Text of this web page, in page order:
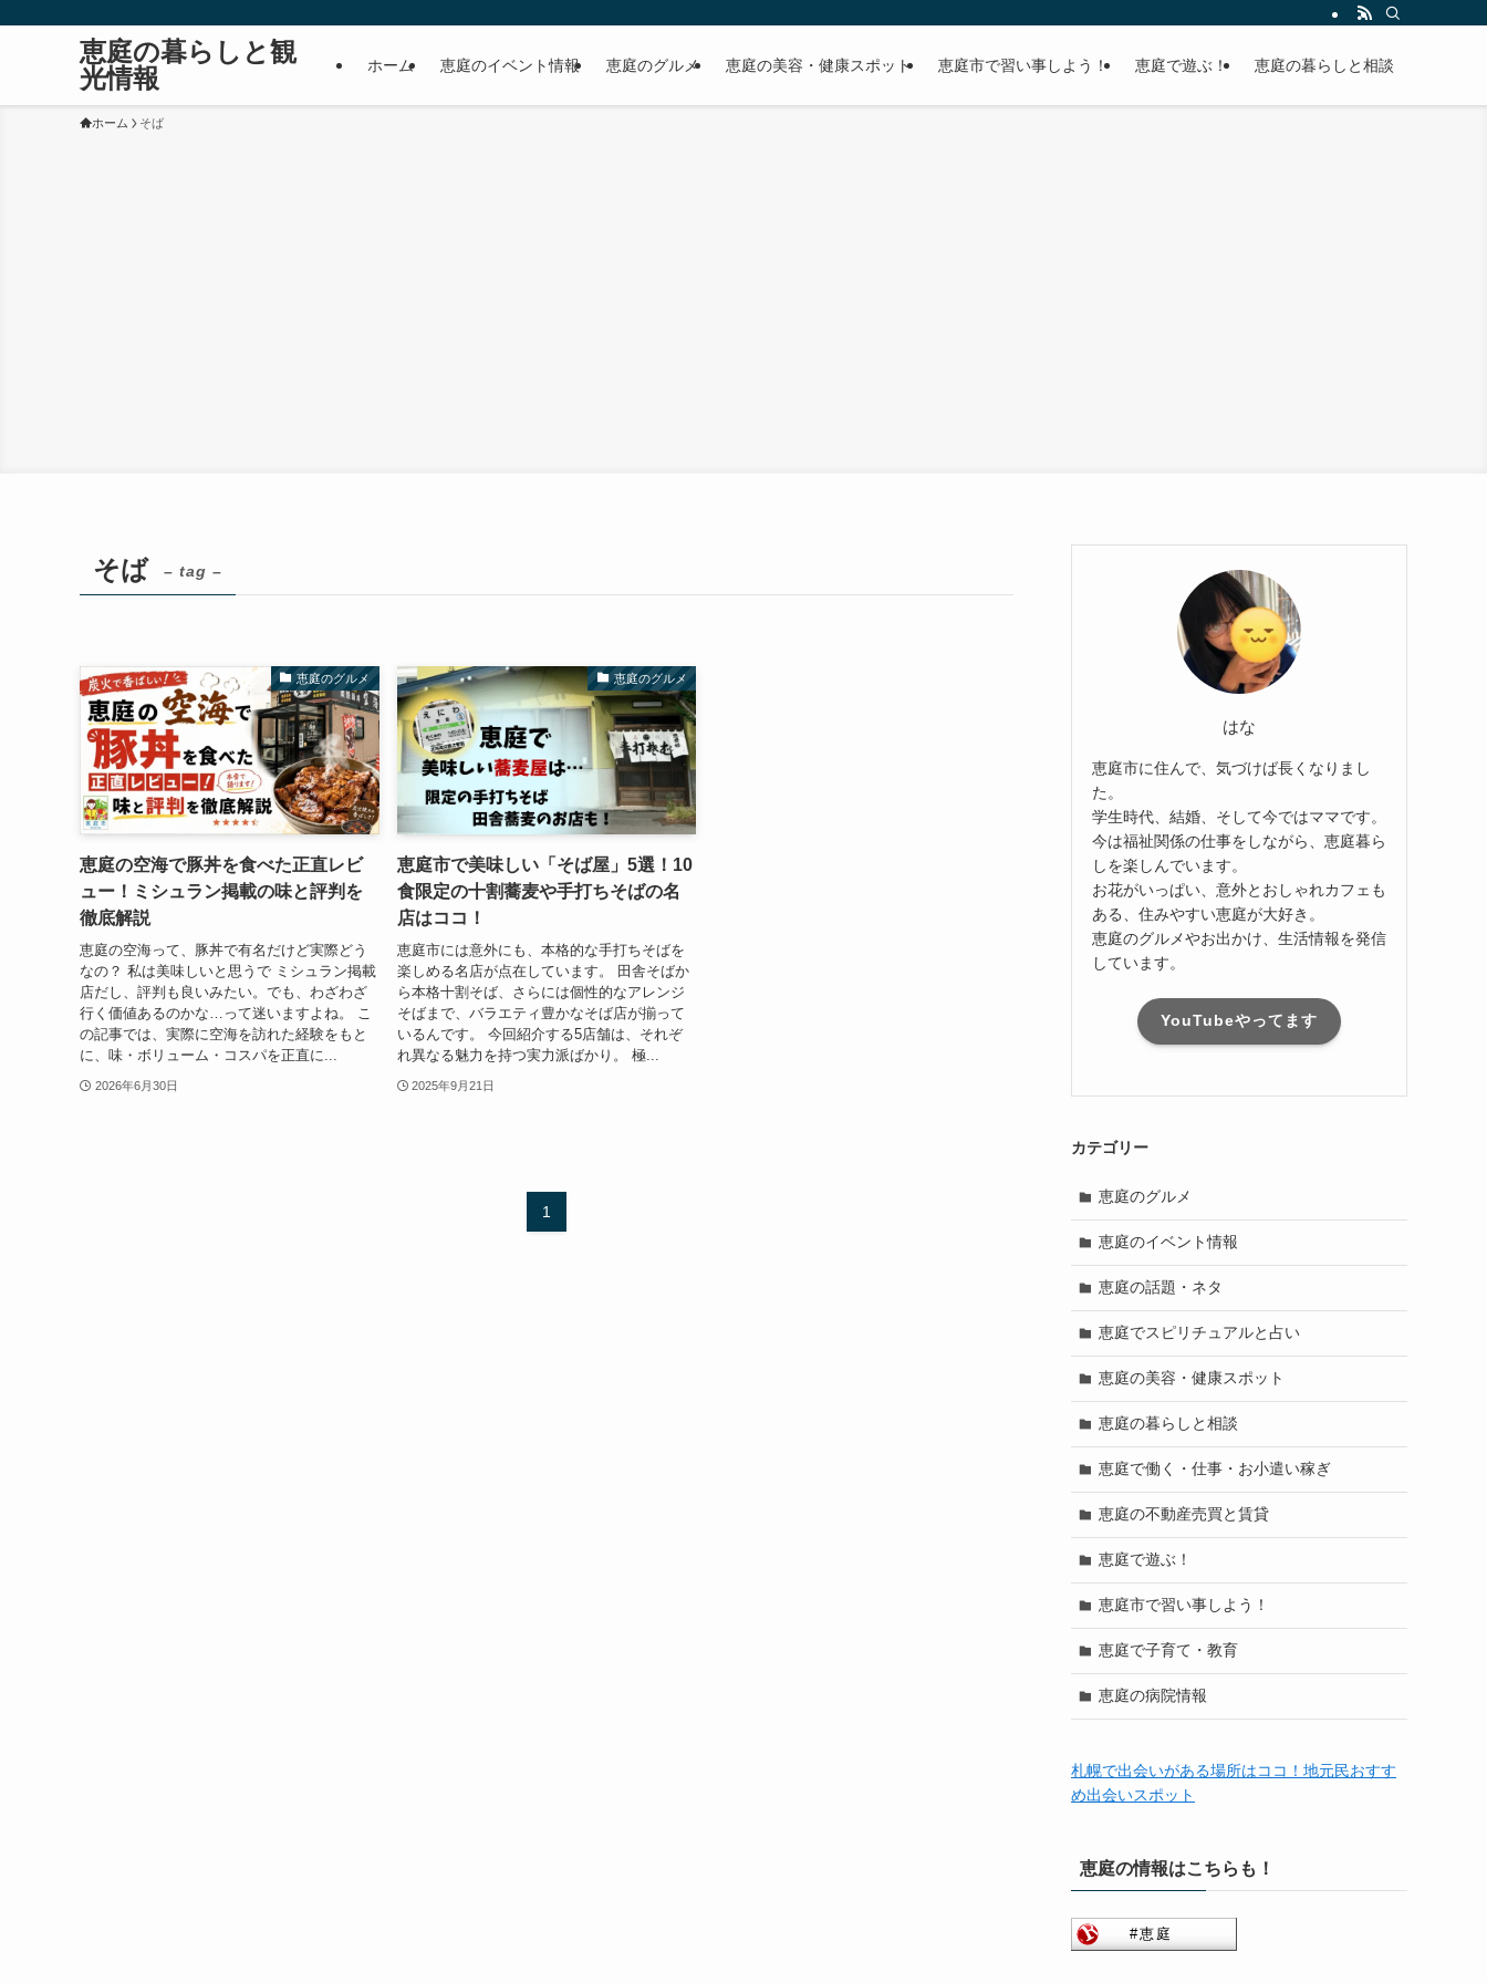
恵庭の暮らしと観
光情報
ホーム 恵庭のイベント情報 恵庭のグルメ 恵庭の美容・健康スポット 恵庭市で習い事しよう！ 恵庭で遊ぶ！ 恵庭の暮らしと相談
ホーム そば
そば – tag –
恵庭のグルメ
恵庭の空海で豚丼を食べた正直レビ
ュー！ミシュラン掲載の味と評判を
徹底解説
恵庭の空海って、豚丼で有名だけど実際どう
なの？ 私は美味しいと思うで ミシュラン掲載
店だし、評判も良いみたい。でも、わざわざ
行く価値あるのかな…って迷いますよね。 こ
の記事では、実際に空海を訪れた経験をもと
に、味・ボリューム・コスパを正直に...
2026年6月30日
恵庭のグルメ
恵庭市で美味しい「そば屋」5選！10
食限定の十割蕎麦や手打ちそばの名
店はココ！
恵庭市には意外にも、本格的な手打ちそばを
楽しめる名店が点在しています。 田舎そばか
ら本格十割そば、さらには個性的なアレンジ
そばまで、バラエティ豊かなそば店が揃って
いるんです。 今回紹介する5店舗は、それぞ
れ異なる魅力を持つ実力派ばかり。 極...
2025年9月21日
1
はな
恵庭市に住んで、気づけば長くなりまし
た。
学生時代、結婚、そして今ではママです。
今は福祉関係の仕事をしながら、恵庭暮ら
しを楽しんでいます。
お花がいっぱい、意外とおしゃれカフェも
ある、住みやすい恵庭が大好き。
恵庭のグルメやお出かけ、生活情報を発信
しています。
YouTubeやってます
カテゴリー
恵庭のグルメ
恵庭のイベント情報
恵庭の話題・ネタ
恵庭でスピリチュアルと占い
恵庭の美容・健康スポット
恵庭の暮らしと相談
恵庭で働く・仕事・お小遣い稼ぎ
恵庭の不動産売買と賃貸
恵庭で遊ぶ！
恵庭市で習い事しよう！
恵庭で子育て・教育
恵庭の病院情報
札幌で出会いがある場所はココ！地元民おすす
め出会いスポット
恵庭の情報はこちらも！